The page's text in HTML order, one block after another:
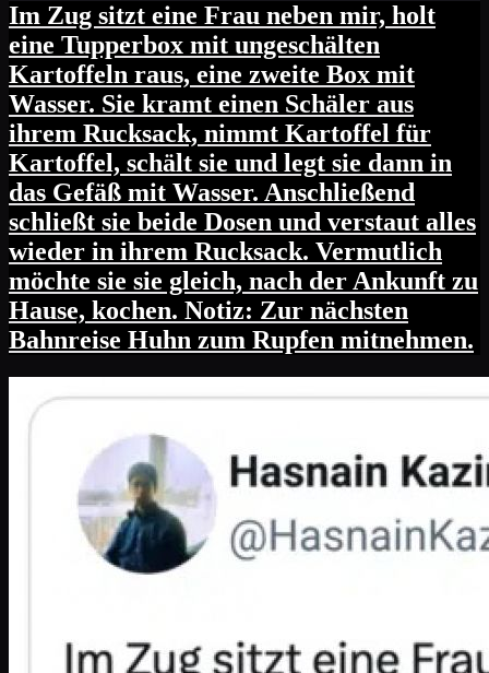
Im Zug sitzt eine Frau neben mir, holt
eine Tupperbox mit ungeschälten
Kartoffeln raus, eine zweite Box mit
Wasser. Sie kramt einen Schäler aus
ihrem Rucksack, nimmt Kartoffel für
Kartoffel, schält sie und legt sie dann in
das Gefäß mit Wasser. Anschließend
schließt sie beide Dosen und verstaut alles
wieder in ihrem Rucksack. Vermutlich
möchte sie sie gleich, nach der Ankunft zu
Hause, kochen. Notiz: Zur nächsten
Bahnreise Huhn zum Rupfen mitnehmen.